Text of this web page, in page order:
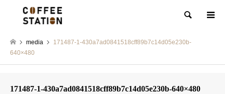
検索
media
171487-1-430a7ad0841518cff89b7c14d05e230b-
640×480
171487-1-430a7ad0841518cff89b7c14d05e230b-640×480